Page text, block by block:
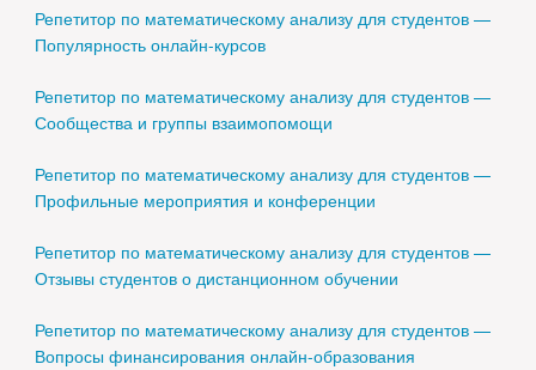
Репетитор по математическому анализу для студентов —
Популярность онлайн-курсов
Репетитор по математическому анализу для студентов —
Сообщества и группы взаимопомощи
Репетитор по математическому анализу для студентов —
Профильные мероприятия и конференции
Репетитор по математическому анализу для студентов —
Отзывы студентов о дистанционном обучении
Репетитор по математическому анализу для студентов —
Вопросы финансирования онлайн-образования